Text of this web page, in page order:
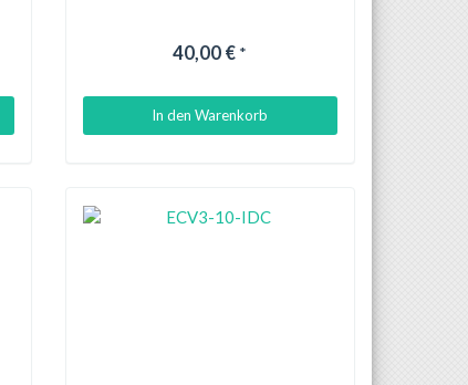
40,00 € *
In den Warenkorb